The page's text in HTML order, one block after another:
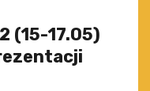
(15-17.05)